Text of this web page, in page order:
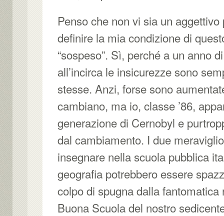
Penso che non vi sia un aggettivo
definire la mia condizione di
“sospeso”. Sì, perché a un anno
all’incirca le insicurezze sono
stesse. Anzi, forse sono
cambiano, ma io, classe ’86,
generazione di Cernobyl e
dal cambiamento. I due
insegnare nella scuola pubblica
geografia potrebbero essere
colpo di spugna dalla fantomatica
Buona Scuola del nostro